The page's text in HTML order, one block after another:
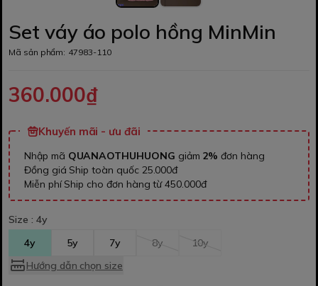
Set váy áo polo hồng MinMin
Mã sản phẩm: 47983-110
360.000₫
Khuyến mãi - ưu đãi
Nhập mã QUANAOTHUHUONG giảm 2% đơn hàng
Đồng giá Ship toàn quốc 25.000đ
Miễn phí Ship cho đơn hàng từ 450.000đ
Size : 4y
4y
5y 7y 8y
10y
Hướng dẫn chọn size